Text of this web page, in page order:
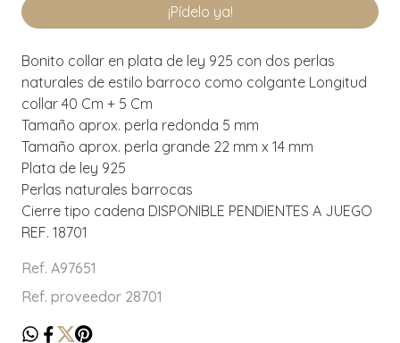
¡Pídelo ya!
Bonito collar en plata de ley 925 con dos perlas
naturales de estilo barroco como colgante Longitud
collar 40 Cm + 5 Cm
Tamaño aprox. perla redonda 5 mm
Tamaño aprox. perla grande 22 mm x 14 mm
Plata de ley 925
Perlas naturales barrocas
Cierre tipo cadena DISPONIBLE PENDIENTES A JUEGO
REF. 18701
Ref. A97651
Ref. proveedor 28701